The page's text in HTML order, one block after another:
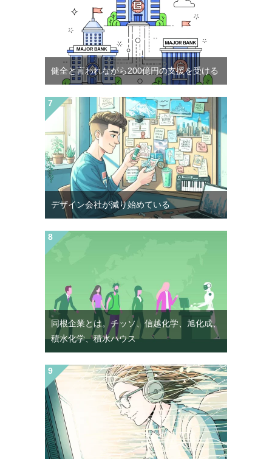
健全と言われながら200億円の支援を受ける
デザイン会社が減り始めている
同根企業とは。チッソ、信越化学、旭化成、
積水化学、積水ハウス